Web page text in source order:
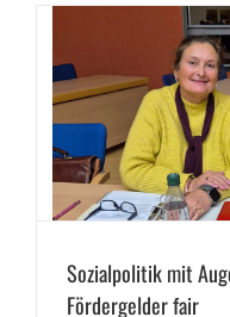
Sozialpolitik mit
Fördergelder fair